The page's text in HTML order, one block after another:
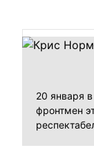
20 января
фронтмен